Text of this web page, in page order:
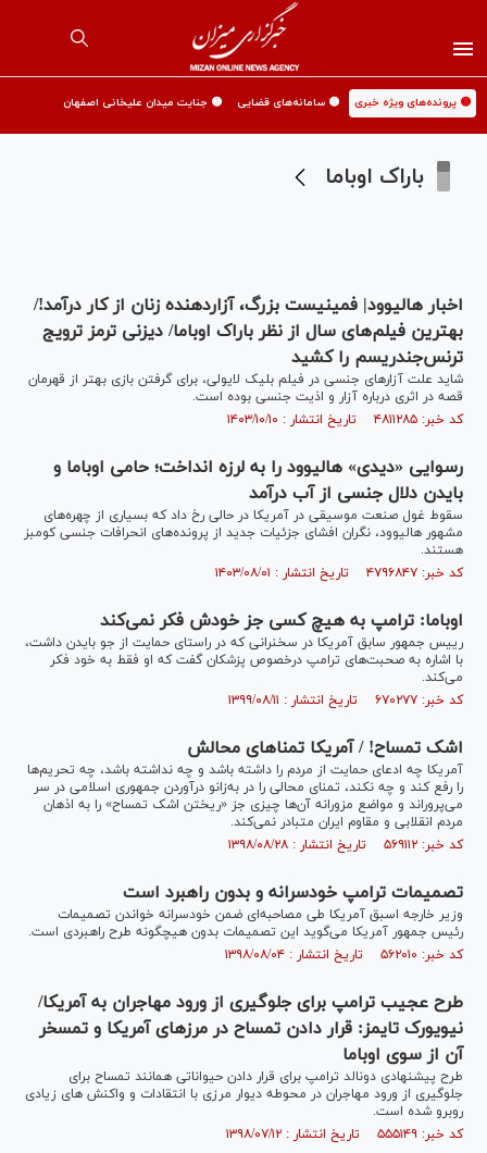
🟡 پرونده‌های ویژه خبری 🟡 سامانه‌های قضایی 🟡 جنایت میدان علیخانی اصفهان
باراک اوباما
اخبار هالیوود| فمینیست بزرگ، آزاردهنده زنان از کار درآمد!/
بهترین فیلم‌های سال از نظر باراک اوباما/ دیزنی ترمز ترویج
ترنس‌جندریسم را کشید
شاید علت آزارهای جنسی در فیلم بلیک لایولی، برای گرفتن بازی بهتر از قهرمان
قصه در اثری درباره آزار و اذیت جنسی بوده است.
کد خبر: ۴۸۱۱۲۸۵ تاریخ انتشار : ۱۴۰۳/۱۰/۱۰
رسوایی «دیدی» هالیوود را به لرزه انداخت؛ حامی اوباما و
بایدن دلال جنسی از آب درآمد
سقوط غول صنعت موسیقی در آمریکا در حالی رخ داد که بسیاری از چهره‌های
مشهور هالیوود، نگران افشای جزئیات جدید از پرونده‌های انحرافات جنسی کومبز
هستند.
کد خبر: ۴۷۹۶۸۴۷ تاریخ انتشار : ۱۴۰۳/۰۸/۰۱
اوباما: ترامپ به هیچ کسی جز خودش فکر نمی‌کند
رییس جمهور سابق آمریکا در سخنرانی که در راستای حمایت از جو بایدن داشت،
با اشاره به صحبت‌های ترامپ درخصوص پزشکان گفت که او فقط به خود فکر
می‌کند.
کد خبر: ۶۷۰۲۷۷ تاریخ انتشار : ۱۳۹۹/۰۸/۱۱
اشک تمساح! / آمریکا تمناهای محالش
آمریکا چه ادعای حمایت از مردم را داشته باشد و چه نداشته باشد، چه تحریم‌ها
را رفع کند و چه نکند، تمنای محالی را در به‌زانو درآوردن جمهوری اسلامی در سر
می‌پروراند و مواضع مزورانه آن‌ها چیزی جز «ریختن اشک تمساح» را به اذهان
مردم انقلابی و مقاوم ایران متبادر نمی‌کند.
کد خبر: ۵۶۹۱۱۲ تاریخ انتشار : ۱۳۹۸/۰۸/۲۸
تصمیمات ترامپ خودسرانه و بدون راهبرد است
وزیر خارجه اسبق آمریکا طی مصاحبه‌ای ضمن خودسرانه خواندن تصمیمات
رئیس جمهور آمریکا می‌گوید این تصمیمات بدون هیچگونه طرح راهبردی است.
کد خبر: ۵۶۲۰۱۰ تاریخ انتشار : ۱۳۹۸/۰۸/۰۴
طرح عجیب ترامپ برای جلوگیری از ورود مهاجران به آمریکا/
نیویورک تایمز: قرار دادن تمساح در مرزهای آمریکا و تمسخر
آن از سوی اوباما
طرح پیشنهادی دونالد ترامپ برای قرار دادن حیواناتی همانند تمساح برای
جلوگیری از ورود مهاجران در محوطه دیوار مرزی با انتقادات و واکنش های زیادی
روبرو شده است.
کد خبر: ۵۵۵۱۴۹ تاریخ انتشار : ۱۳۹۸/۰۷/۱۲